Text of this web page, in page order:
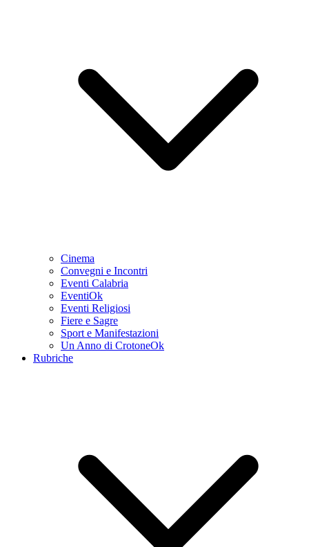
Cinema
Convegni e Incontri
Eventi Calabria
EventiOk
Eventi Religiosi
Fiere e Sagre
Sport e Manifestazioni
Un Anno di CrotoneOk
Rubriche